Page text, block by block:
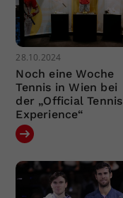
28.10.2024
Noch eine Woche
Tennis in Wien bei
der „Official Tennis
Experience“